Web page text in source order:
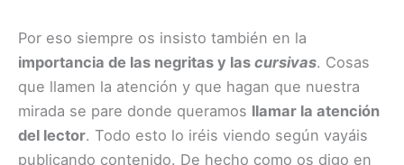
Por eso siempre os insisto también en la
importancia de las negritas y las cursivas. Cosas
que llamen la atención y que hagan que nuestra
mirada se pare donde queramos llamar la atención
del lector. Todo esto lo iréis viendo según vayáis
publicando contenido. De hecho como os digo en